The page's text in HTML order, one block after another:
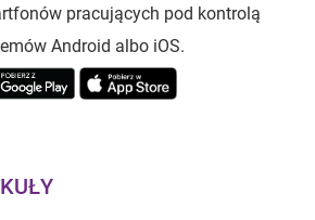
pracujących pod kontrolą
Android albo iOS.